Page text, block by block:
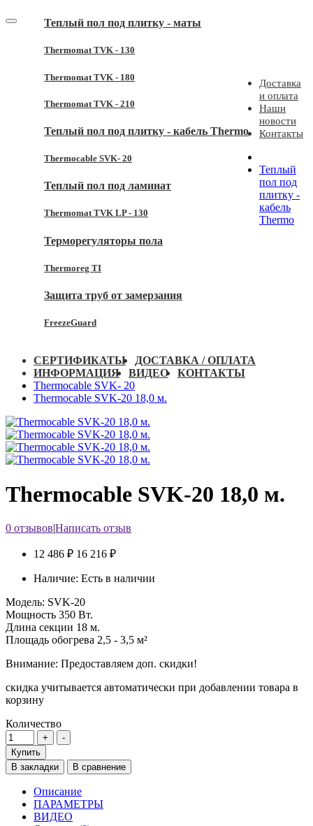
Теплый пол под плитку - маты
Thermomat TVK - 130
Thermomat TVK - 180
Thermomat TVK - 210
Теплый пол под плитку - кабель Thermo
Thermocable SVK- 20
Теплый пол под ламинат
Thermomat TVK LP - 130
Терморегуляторы пола
Thermoreg TI
Защита труб от замерзания
FreezeGuard
СЕРТИФИКАТЫ
ДОСТАВКА / ОПЛАТА
ИНФОРМАЦИЯ
ВИДЕО КОНТАКТЫ
Доставка
и оплата
Наши
новости
Контакты
Теплый
пол под
плитку -
кабель
Thermo
Thermocable SVK- 20
Thermocable SVK-20 18,0 м.
Thermocable SVK-20 18,0 м.
0 отзывов|Написать отзыв
12 486 ₽ 16 216 ₽
Наличие: Есть в наличии
Модель: SVK-20
Мощность 350 Вт.
Длина секции 18 м.
Площадь обогрева 2,5 - 3,5 м²
Внимание: Предоставляем доп. скидки!
скидка учитывается автоматически при добавлении товара в
корзину
Количество
Купить
В закладки
В сравнение
Описание
ПАРАМЕТРЫ
ВИДЕО